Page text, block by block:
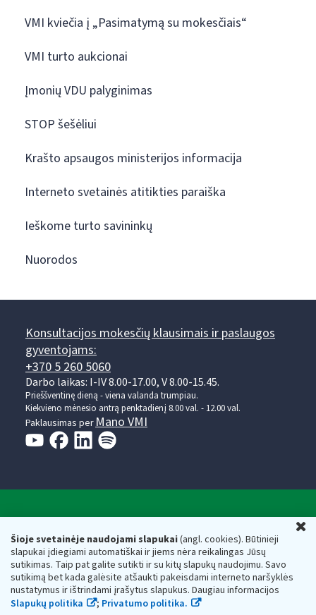
Šioje svetainėje naudojami slapukai(angl. cookies). Būtinieji
slapukai įdiegiami automatiškai ir jiems nėra reikalingas Jūsų
sutikimas. Taip pat galite sutikti ir su kitų slapukų naudojimu. Savo
sutikimą bet kada galėsite atšaukti pakeisdami interneto naršyklės
nustatymus ir ištrindami įrašytus slapukus. Daugiau informacijos
Slapukų politika
; Privatumo politika.
VMI kviečia į „Pasimatymą su mokesčiais“
VMI turto aukcionai
Įmonių VDU palyginimas
STOP šešėliui
Krašto apsaugos ministerijos informacija
Interneto svetainės atitikties paraiška
Ieškome turto savininkų
Nuorodos
Konsultacijos mokesčių klausimais ir paslaugos
gyventojams:
+370 5 260 5060
Darbo laikas: I-IV 8.00-17.00, V 8.00-15.45.
Prieššventinę dieną - viena valanda trumpiau.
Kiekvieno mėnesio antrą penktadienį 8.00 val. - 12.00 val.
Paklausimas per Mano VMI
Respublikos finansų ministerijos
Biudžetinė įstaiga. Juridinio asmens kodas — 188659752,
adresas: Vasario 16-osios g. 14, 01107 Vilnius, Lietuva, el.paštas:
vmi@vmi.lt, E. pristatymo dėžutės adresas 188659752
Duomenys apie Valstybinę mokesčių inspekciją prie Lietuvos
Respublikos finansų ministerijos kaupiami ir saugomi Juridinių